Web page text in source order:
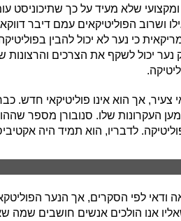
שלא מעיד על כך שתיכוניסט
הפוליטיקאים עמם דיבר דווקא
כי נער לא יכול להבין
יכול לשקף את הצרכים והרצונות
צעיר, אך הוא אינו פוליטיקאי חדש.
העקרונות שלו. סנובורן מספר
לדבריו, הוא תמיד היה
ודאי לפי הסקרים, אך הנער
אנו הולכים אנשים חושבים שמה